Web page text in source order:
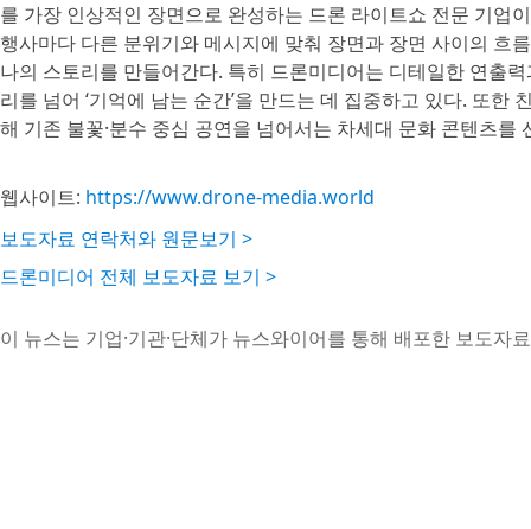
를 가장 인상적인 장면으로 완성하는 드론 라이트쇼 전문 기업
행사마다 다른 분위기와 메시지에 맞춰 장면과 장면 사이의 흐
나의 스토리를 만들어간다. 특히 드론미디어는 디테일한 연출
리를 넘어 ‘기억에 남는 순간’을 만드는 데 집중하고 있다. 또
해 기존 불꽃·분수 중심 공연을 넘어서는 차세대 문화 콘텐츠
웹사이트: https://www.drone-media.world
보도자료 연락처와 원문보기 >
드론미디어 전체 보도자료 보기 >
이 뉴스는 기업·기관·단체가 뉴스와이어를 통해 배포한 보도자